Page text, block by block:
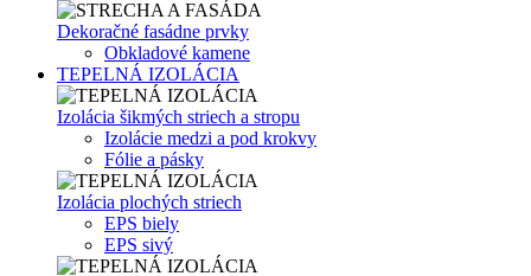
Dekoračné fasádne prvky
Obkladové kamene
TEPELNÁ IZOLÁCIA
Izolácia šikmých striech a stropu
Izolácie medzi a pod krokvy
Fólie a pásky
Izolácia plochých striech
EPS biely
EPS sivý